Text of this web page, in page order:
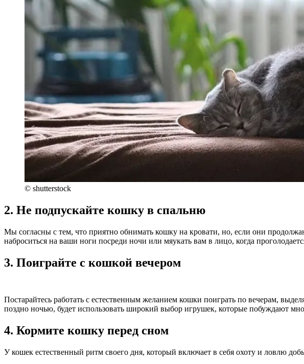
© shutterstock
2. Не подпускайте кошку в спальню
Мы согласны с тем, что приятно обнимать кошку на кровати, но, если они
наброситься на ваши ноги посреди ночи или мяукать вам в лицо, когда
3. Поиграйте с кошкой вечером
Постарайтесь работать с естественным желанием кошки поиграть по вечерам,
поздно ночью, будет использовать широкий выбор игрушек, которые побуждают
4. Кормите кошку перед сном
У кошек естественный ритм своего дня, который включает в себя охоту и ловлю